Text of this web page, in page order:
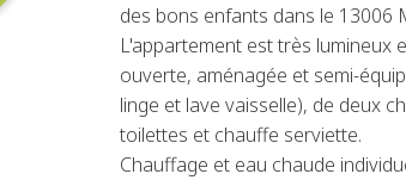
des bons enfants dans le 13006
L'appartement est très lumineux
ouverte, aménagée et semi-
linge et lave vaisselle), de deux
toilettes et chauffe serviette.
Chauffage et eau chaude